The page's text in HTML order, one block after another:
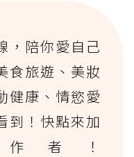
，陪你愛自己
食旅遊、美妝
健康、情慾愛
到！快點來加
者！